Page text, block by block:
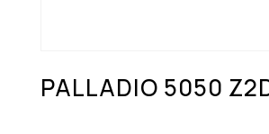
PALLADIO 5050